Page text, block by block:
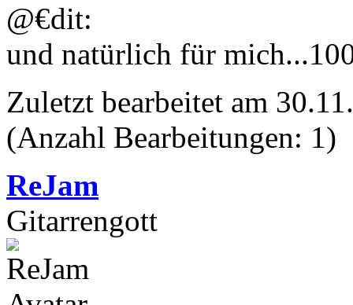
@€dit:
und natürlich für
Zuletzt bearbeitet am
(Anzahl Bearbeitungen: 1)
ReJam
Gitarrengott